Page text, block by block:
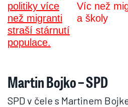
Víc než
a školy
Martin Bojko – SPD
SPD v čele s Martinem